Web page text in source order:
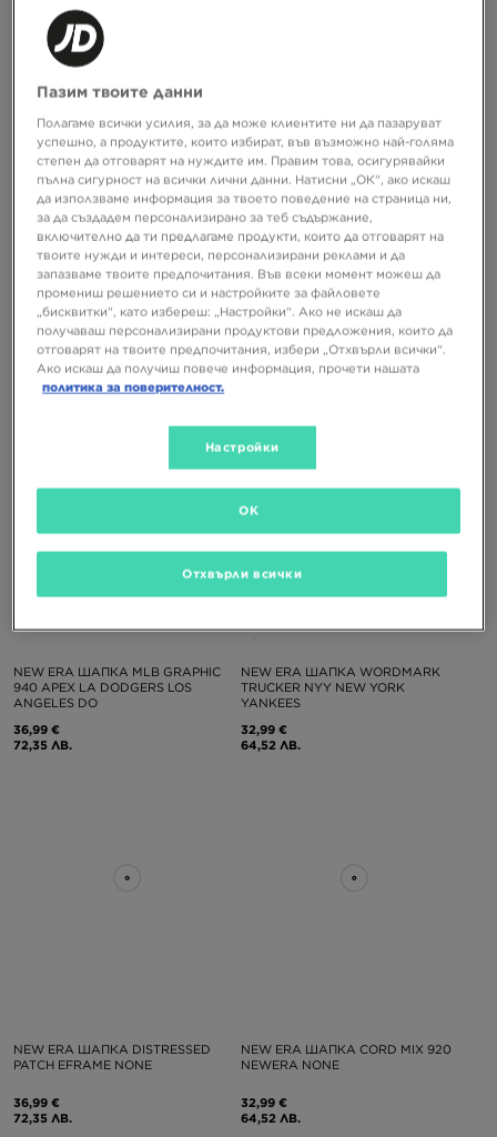
NEW ERA ШАПКА MLB 9FORTY
NYY LEAGUE B NY YANKEES
27,99 €
54,74 ЛВ.
NEW ERA ШАПКА OUTLINE CAMO
940 LA DODGERS LOS ANGELES
DODGER
29,99 €
58,66 ЛВ.
NEW ERA ШАПКА MLB GRAPHIC
940 APEX LA DODGERS LOS
ANGELES DO
36,99 €
72,35 ЛВ.
NEW ERA ШАПКА WORDMARK
TRUCKER NYY NEW YORK
YANKEES
32,99 €
64,52 ЛВ.
NEW ERA ШАПКА DISTRESSED
PATCH EFRAME NONE
36,99 €
72,35 ЛВ.
NEW ERA ШАПКА CORD MIX 920
NEWERA NONE
32,99 €
64,52 ЛВ.
Пазим твоите данни
Полагаме всички усилия, за да може клиентите ни да пазаруват
успешно, а продуктите, които избират, във възможно най-голяма
степен да отговарят на нуждите им. Правим това, осигурявайки
пълна сигурност на всички лични данни. Натисни „ОК“, ако искаш
да използваме информация за твоето поведение на страница ни,
за да създадем персонализирано за теб съдържание,
включително да ти предлагаме продукти, които да отговарят на
твоите нужди и интереси, персонализирани реклами и да
запазваме твоите предпочитания. Във всеки момент можеш да
промениш решението си и настройките за файловете
„бисквитки“, като избереш: „Настройки“. Ако не искаш да
получаваш персонализирани продуктови предложения, които да
отговарят на твоите предпочитания, избери „Отхвърли всички“.
Ако искаш да получиш повече информация, прочети нашата
политика за поверителност.
Настройки
Отхвърли всички
OK